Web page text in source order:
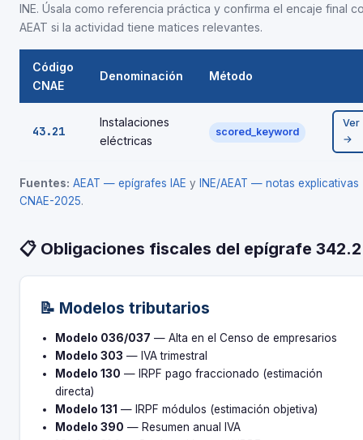
INE. Úsala como referencia práctica y confirma el encaje final
AEAT si la actividad tiene matices relevantes.
Código
CNAE
Denominación Método
43.21
Instalaciones
eléctricas
scored_keyword
Ver
→
Fuentes: AEAT — epígrafes IAE y
INE/AEAT — notas explicativas
CNAE-2025.
📋 Obligaciones fiscales del epígrafe 342.2
📝 Modelos tributarios
Modelo 036/037 — Alta en el Censo de empresarios
Modelo 303 — IVA trimestral
Modelo 130 — IRPF pago fraccionado (estimación
directa)
Modelo 131 — IRPF módulos (estimación objetiva)
Modelo 390 — Resumen anual IVA